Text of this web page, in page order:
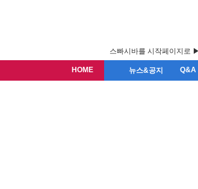
스빠시바를 시작페이지로 ▶
HOME 뉴스&공지 Q&A